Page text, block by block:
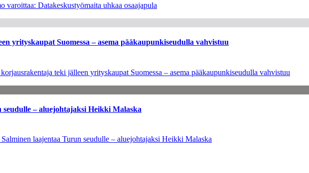
varoittaa: Datakeskustyömaita uhkaa osaajapula
yrityskaupat Suomessa – asema pääkaupunkiseudulla vahvistuu
teki jälleen yrityskaupat Suomessa – asema pääkaupunkiseudulla vahvistuu
– aluejohtajaksi Heikki Malaska
laajentaa Turun seudulle – aluejohtajaksi Heikki Malaska